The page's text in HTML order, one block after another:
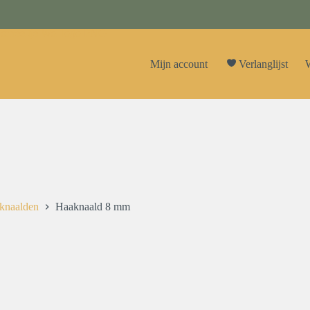
Mijn account Verlanglijst
Haaknaald 8 mm